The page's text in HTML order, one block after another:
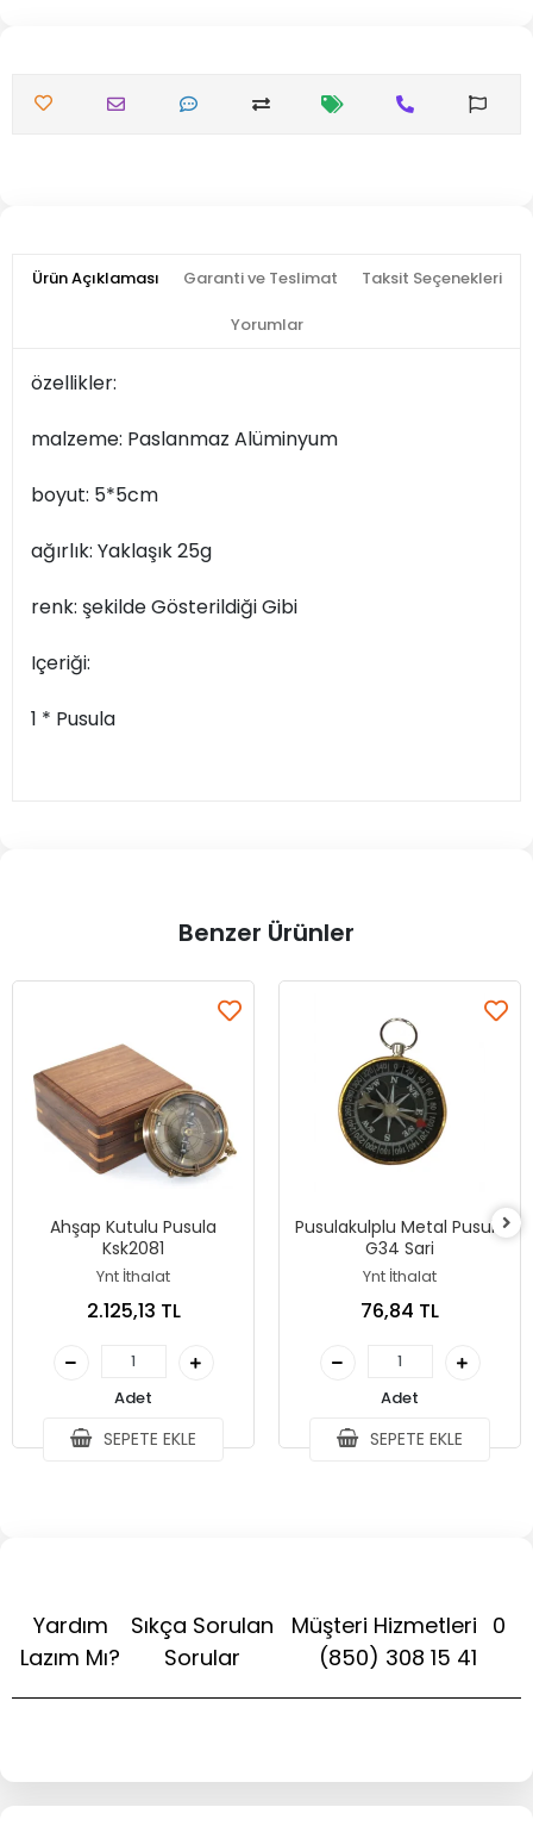
Ürün Açıklaması Garanti ve Teslimat Taksit Seçenekleri
Yorumlar
özellikler:
malzeme: Paslanmaz Alüminyum
boyut: 5*5cm
ağırlık: Yaklaşık 25g
renk: şekilde Gösterildiği Gibi
Içeriği:
1 * Pusula
Benzer Ürünler
Ahşap Kutulu Pusula
Ksk2081
Ynt İthalat
2.125,13 TL
Adet
SEPETE EKLE
Pusulakulplu Metal Pusula
G34 Sari
Ynt İthalat
76,84 TL
Adet
SEPETE EKLE
Yardım
Lazım Mı?
Sıkça Sorulan
Sorular
Müşteri Hizmetleri 0
(850) 308 15 41